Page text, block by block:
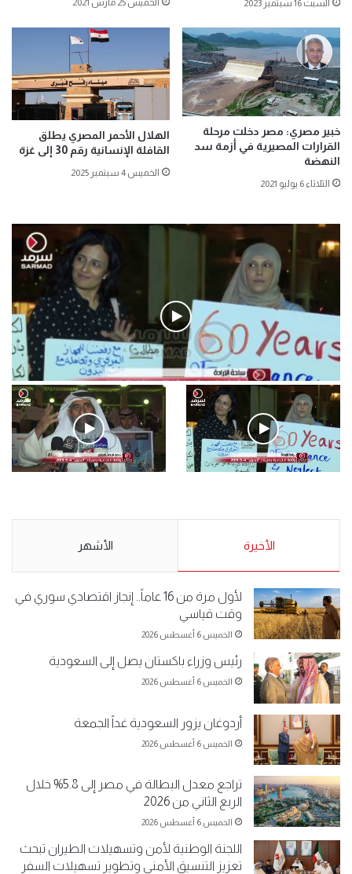
السبت 16 سبتمبر 2023 الخميس 25 مارس 2021
خبير مصري: مصر دخلت مرحلة
القرارات المصيرية في أزمة سد
النهضة
الثلاثاء 6 يوليو 2021
الهلال الأحمر المصري يطلق
القافلة الإنسانية رقم 30 إلى غزة
الخميس 4 سبتمبر 2025
فيديو
.وقفة احتجاجية رمزية لـ”#البدون” في ساحة الإرادة 4-5-2019.
الأحد 5 مايو 2019
5-2019.
نبيع مخدرات يعني ولا خمر؟!.
الأخيرة الأشهر
لأول مرة من 16 عاماً.. إنجاز اقتصادي سوري في
وقت قياسي
الخميس 6 أغسطس 2026
رئيس وزراء باكستان يصل إلى السعودية
الخميس 6 أغسطس 2026
أردوغان يزور السعودية غداً الجمعة
الخميس 6 أغسطس 2026
تراجع معدل البطالة في مصر إلى 5.8% خلال
الربع الثاني من 2026
الخميس 6 أغسطس 2026
اللجنة الوطنية لأمن وتسهيلات الطيران تبحث
تعزيز التنسيق الأمني وتطوير تسهيلات السفر